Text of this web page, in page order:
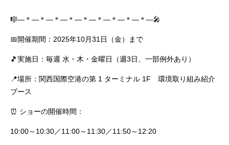
🎼―＊―＊―＊―＊―＊―＊―＊―＊―＊―🎤
📅開催期間：2025年10月31日（金）まで
🎵実施日：毎週 水・木・金曜日（週3日、一部例外あり）
📍場所：関西国際空港の第 1 ターミナル 1F 環境取り組み紹介
ブース
⏰ ショーの開催時間：
10:00～10:30／11:00～11:30／11:50～12:20